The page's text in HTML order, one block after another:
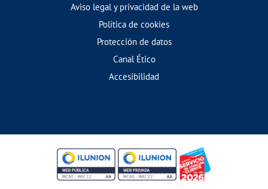
Aviso legal y privacidad de la web
Política de cookies
Protección de datos
Canal Ético
Accesibilidad